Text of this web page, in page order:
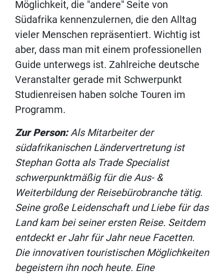
Möglichkeit, die "andere" Seite von
Südafrika kennenzulernen, die den Alltag
vieler Menschen repräsentiert. Wichtig ist
aber, dass man mit einem professionellen
Guide unterwegs ist. Zahlreiche deutsche
Veranstalter gerade mit Schwerpunkt
Studienreisen haben solche Touren im
Programm.
Zur Person:Als Mitarbeiter der
südafrikanischen Ländervertretung ist
Stephan Gotta als Trade Specialist
schwerpunktmäßig für die Aus- &
Weiterbildung der Reisebürobranche tätig.
Seine große Leidenschaft und Liebe für das
Land kam bei seiner ersten Reise. Seitdem
entdeckt er Jahr für Jahr neue Facetten.
Die innovativen touristischen Möglichkeiten
begeistern ihn noch heute. Eine